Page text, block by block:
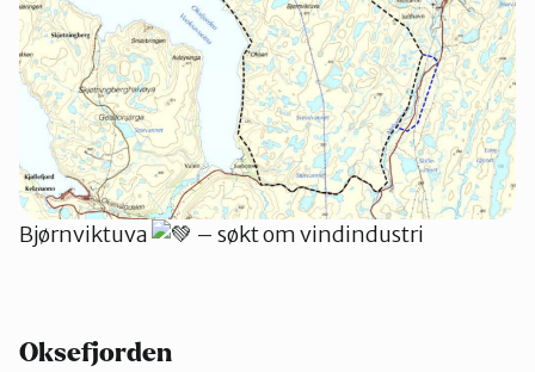
Bjørnviktuva – søkt om vindindustri
Oksefjorden